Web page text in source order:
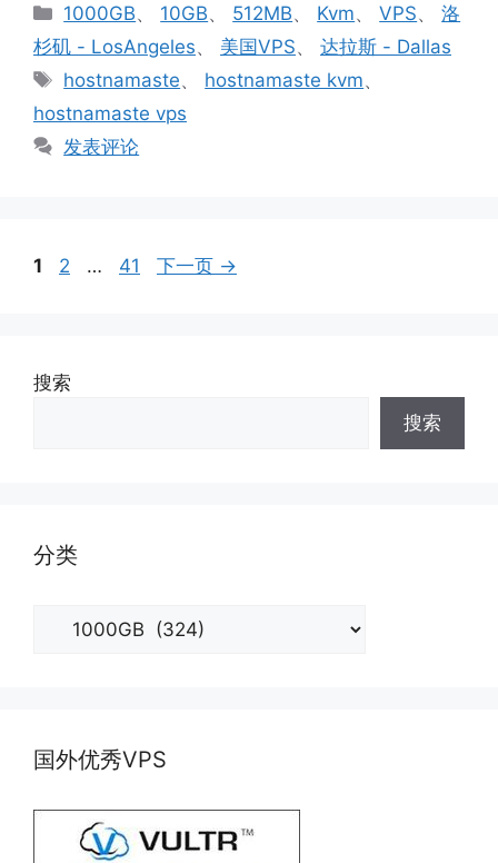
分
类
1000GB、 10GB、 512MB、 Kvm、VPS、洛
杉矶 - LosAngeles、 美国VPS、 达拉斯 - Dallas
标
签
hostnamaste、 hostnamaste kvm、
hostnamaste vps
发表评论
页
1
页
2 …
页
41 下一页 →
搜索
搜索
分类
国外优秀VPS